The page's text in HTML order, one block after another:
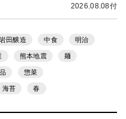
2026.08.08付
岩田醸造 中食 明治
熊本地震 麺
惣菜
海苔 春